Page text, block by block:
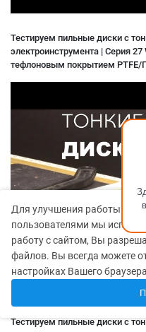
Тестируем пильные диски с
электроинструмента | Серия
тефлоновым покрытием
Тестируем пильные диски с
Для улучшения работы
пользователями мы
работу с сайтом, Вы
файлов. Вы всегда можете
настройках Вашего